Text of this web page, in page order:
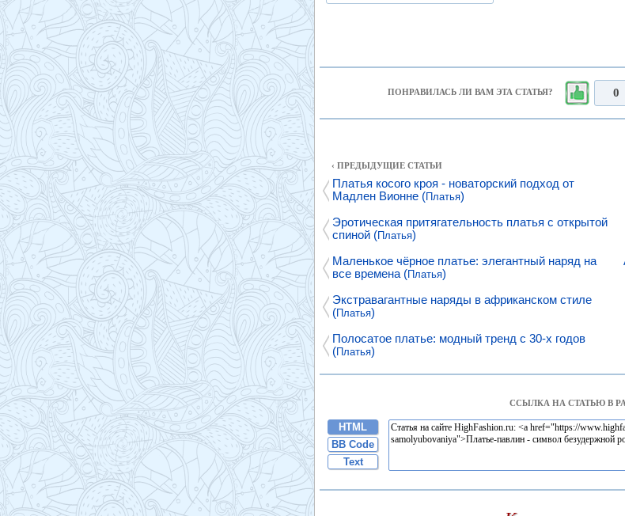
ПОНРАВИЛАСЬ ЛИ ВАМ ЭТА СТАТЬЯ? 0
‹ ПРЕДЫДУЩИЕ СТАТЬИ
Платья косого кроя - новаторский подход от
Мадлен Вионне ( Платья)
Эротическая притягательность платья с открытой
спиной ( Платья)
Маленькое чёрное платье: элегантный наряд на
все времена ( Платья)
Экстравагантные наряды в африканском стиле
( Платья)
Полосатое платье: модный тренд с 30-х годов
( Платья)
ССЫЛКА НА СТАТЬЮ В
HTML
BB Code
Text